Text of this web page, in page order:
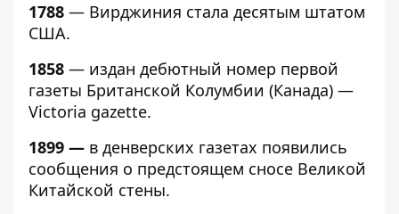
1788 — Вирджиния стала десятым штатом
США.
1858 — издан дебютный номер первой
газеты Британской Колумбии (Канада) —
Victoria gazette.
1899 — в денверских газетах появились
сообщения о предстоящем сносе Великой
Китайской стены.